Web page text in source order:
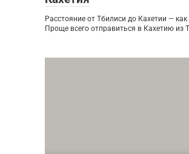
Расстояние от Тбилиси до Кахетии — как
Проще всего отправиться в Кахетию из